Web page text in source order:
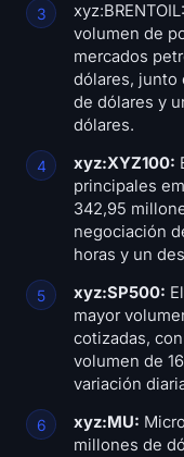
volumen de
mercados
dólares, junto
de dólares y
dólares.
xyz:XYZ100:
principales
342,95
negociación
horas y un
xyz:SP500:
mayor
cotizadas,
volumen de
variación
xyz:MU:
millones de